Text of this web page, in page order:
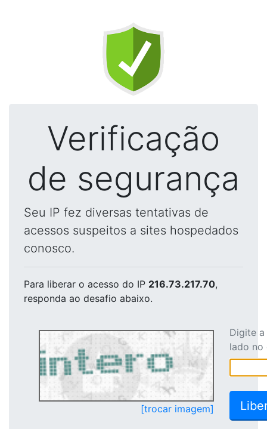
Verificação
de segurança
Seu IP fez diversas tentativas de
acessos suspeitos a sites hospedados
conosco.
Para liberar o acesso do IP 216.73.217.70,
responda ao desafio abaixo.
[trocar imagem]
Digite
lado no